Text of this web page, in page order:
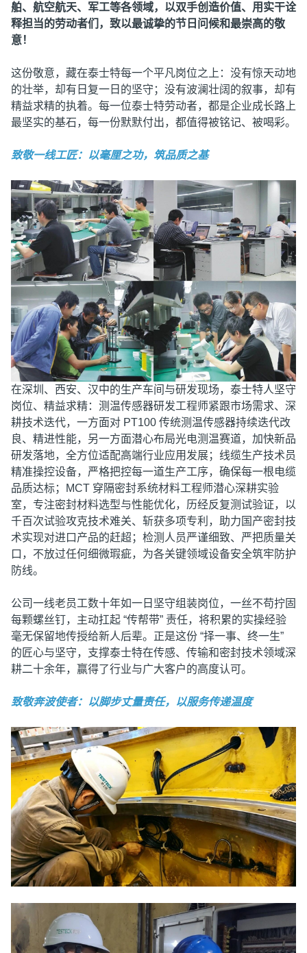
舶、航空航天、军工等各领域，以双手创造价值、用实干诠
释担当的劳动者们，致以最诚挚的节日问候和最崇高的敬
意！
这份敬意，藏在泰士特每一个平凡岗位之上：没有惊天动地
的壮举，却有日复一日的坚守；没有波澜壮阔的叙事，却有
精益求精的执着。每一位泰士特劳动者，都是企业成长路上
最坚实的基石，每一份默默付出，都值得被铭记、被喝彩。
致敬一线工匠：以毫厘之功，筑品质之基
在深圳、西安、汉中的生产车间与研发现场，泰士特人坚守
岗位、精益求精：测温传感器研发工程师紧跟市场需求、深
耕技术迭代，一方面对 PT100 传统测温传感器持续迭代改
良、精进性能，另一方面潜心布局光电测温赛道，加快新品
研发落地，全方位适配高端行业应用发展；线缆生产技术员
精准操控设备，严格把控每一道生产工序，确保每一根电缆
品质达标；MCT 穿隔密封系统材料工程师潜心深耕实验
室，专注密封材料选型与性能优化，历经反复测试验证，以
千百次试验攻克技术难关、斩获多项专利，助力国产密封技
术实现对进口产品的赶超；检测人员严谨细致、严把质量关
口，不放过任何细微瑕疵，为各关键领域设备安全筑牢防护
防线。
公司一线老员工数十年如一日坚守组装岗位，一丝不苟拧固
每颗螺丝钉，主动扛起 “传帮带” 责任，将积累的实操经验
毫无保留地传授给新人后辈。正是这份 “择一事、终一生”
的匠心与坚守，支撑泰士特在传感、传输和密封技术领域深
耕二十余年，赢得了行业与广大客户的高度认可。
致敬奔波使者：以脚步丈量责任，以服务传递温度